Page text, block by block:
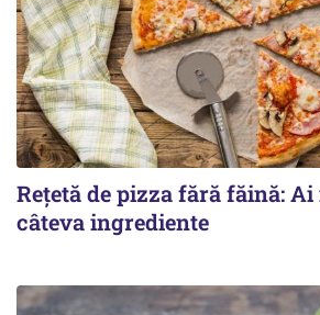
Rețetă de pizza fără făină: Ai
câteva ingrediente